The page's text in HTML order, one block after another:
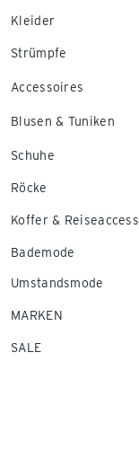
Kleider
Strümpfe
Accessoires
Blusen & Tuniken
Schuhe
Röcke
Koffer &
Bademode
Umstandsmode
MARKEN
SALE